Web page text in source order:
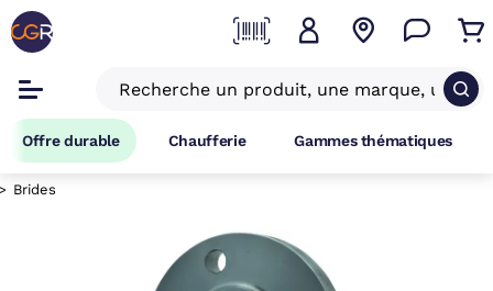
Offre durable Chaufferie Gammes thématiques
Brides